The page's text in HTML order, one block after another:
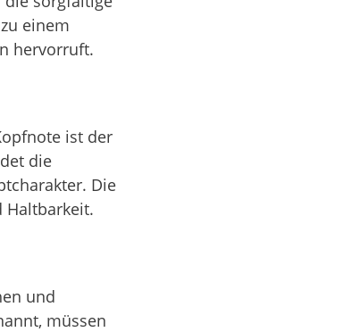
einem
hervorruft.
ist der
die
Die
Haltbarkeit.
und
müssen